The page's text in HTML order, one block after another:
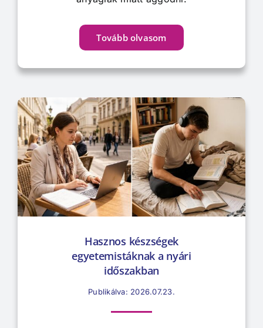
Tovább olvasom
Hasznos készségek
egyetemistáknak a nyári
időszakban
Publikálva: 2026.07.23.